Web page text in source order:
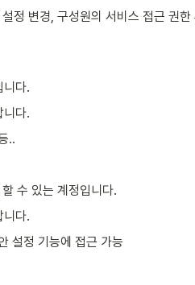
정 변경, 구성원의 서비스 접근 권한
니다.
니다.
..
수 있는 계정입니다.
니다.
설정 기능에 접근 가능